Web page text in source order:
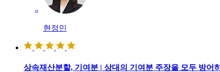
현정민
상속재산분할, 기여분 | 상대의 기여분 주장을 모두 방어